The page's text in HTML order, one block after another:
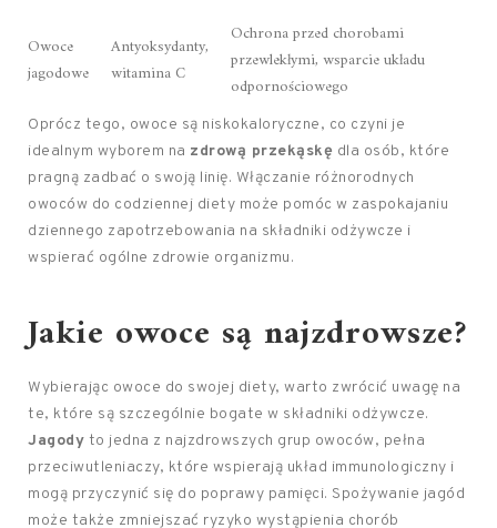
Owoce
jagodowe
Antyoksydanty,
witamina C
Ochrona przed chorobami
przewlekłymi, wsparcie układu
odpornościowego
Oprócz tego, owoce są niskokaloryczne, co czyni je
idealnym wyborem na zdrową przekąskę dla osób, które
pragną zadbać o swoją linię. Włączanie różnorodnych
owoców do codziennej diety może pomóc w zaspokajaniu
dziennego zapotrzebowania na składniki odżywcze i
wspierać ogólne zdrowie organizmu.
Jakie owoce są najzdrowsze?
Wybierając owoce do swojej diety, warto zwrócić uwagę na
te, które są szczególnie bogate w składniki odżywcze.
Jagody to jedna z najzdrowszych grup owoców, pełna
przeciwutleniaczy, które wspierają układ immunologiczny i
mogą przyczynić się do poprawy pamięci. Spożywanie jagód
może także zmniejszać ryzyko wystąpienia chorób